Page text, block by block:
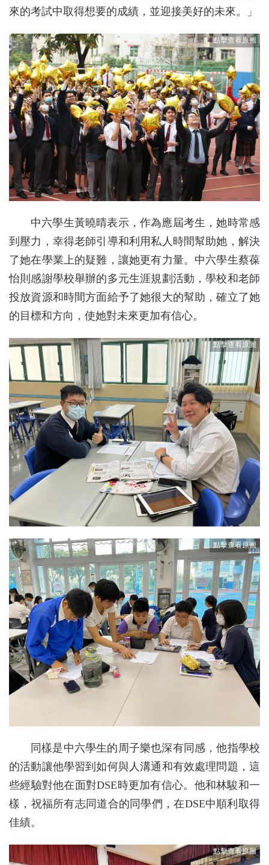
來的考試中取得想要的成績，並迎接美好的未來。」
中六學生黃曉晴表示，作為應屆考生，她時常感
到壓力，幸得老師引導和利用私人時間幫助她，解決
了她在學業上的疑難，讓她更有力量。中六學生蔡葆
怡則感謝學校舉辦的多元生涯規劃活動，學校和老師
投放資源和時間方面給予了她很大的幫助，確立了她
的目標和方向，使她對未來更加有信心。
同樣是中六學生的周子樂也深有同感，他指學校
的活動讓他學習到如何與人溝通和有效處理問題，這
些經驗對他在面對DSE時更加有信心。他和林駿和一
樣，祝福所有志同道合的同學們，在DSE中順利取得
佳績。